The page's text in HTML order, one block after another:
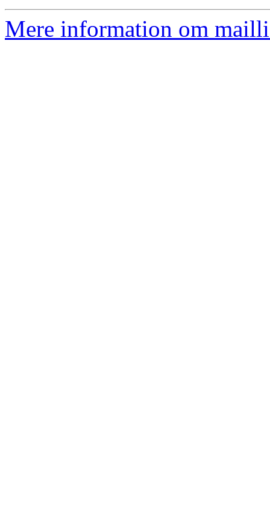
Mere information om